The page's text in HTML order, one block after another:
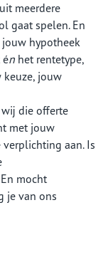
meerdere
gaat spelen. En
hypotheek
én het rentetype,
keuze, jouw
die offerte
met jouw
aan. Is
mocht
je van ons